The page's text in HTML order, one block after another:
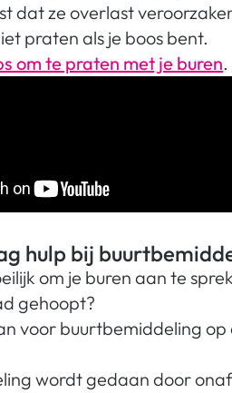
dat ze overlast
praten als je boos bent.
om te praten met je buren.
hulp bij
om je buren aan te
gehoopt?
voor buurtbemiddeling op
wordt gedaan door